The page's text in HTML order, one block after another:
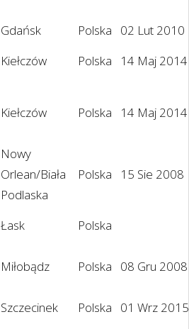
Gdańsk Polska
02 Lut 2010
Kiełczów Polska 14 Maj 2014
Kiełczów Polska 14 Maj 2014
Nowy
Orlean/Biała
Podlaska
Polska 15 Sie 2008
Łask Polska
Miłobądz Polska 08 Gru 2008
Szczecinek Polska
01 Wrz 2015